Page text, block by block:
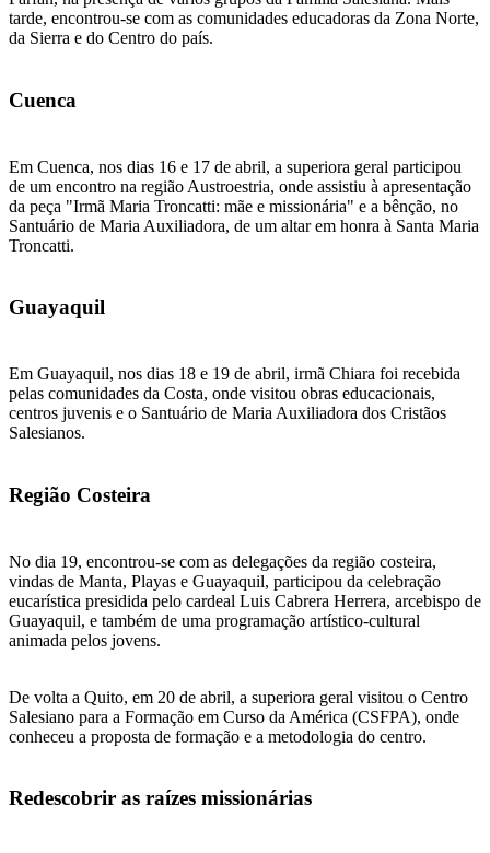
tarde, encontrou-se com as comunidades educadoras da Zona Norte,
da Sierra e do Centro do país.
Cuenca
Em Cuenca, nos dias 16 e 17 de abril, a superiora geral participou
de um encontro na região Austroestria, onde assistiu à apresentação
da peça "Irmã Maria Troncatti: mãe e missionária" e a bênção, no
Santuário de Maria Auxiliadora, de um altar em honra à Santa Maria
Troncatti.
Guayaquil
Em Guayaquil, nos dias 18 e 19 de abril, irmã Chiara foi recebida
pelas comunidades da Costa, onde visitou obras educacionais,
centros juvenis e o Santuário de Maria Auxiliadora dos Cristãos
Salesianos.
Região Costeira
No dia 19, encontrou-se com as delegações da região costeira,
vindas de Manta, Playas e Guayaquil, participou da celebração
eucarística presidida pelo cardeal Luis Cabrera Herrera, arcebispo de
Guayaquil, e também de uma programação artístico-cultural
animada pelos jovens.
De volta a Quito, em 20 de abril, a superiora geral visitou o Centro
Salesiano para a Formação em Curso da América (CSFPA), onde
conheceu a proposta de formação e a metodologia do centro.
Redescobrir as raízes missionárias